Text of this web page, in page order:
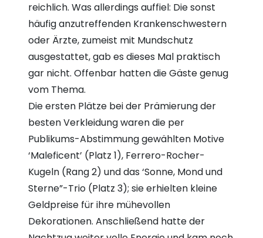
reichlich. Was allerdings auffiel: Die sonst
häufig anzutreffenden Krankenschwestern
oder Ärzte, zumeist mit Mundschutz
ausgestattet, gab es dieses Mal praktisch
gar nicht. Offenbar hatten die Gäste genug
vom Thema.
Die ersten Plätze bei der Prämierung der
besten Verkleidung waren die per
Publikums-Abstimmung gewählten Motive
‘Maleficent’ (Platz 1), Ferrero-Rocher-
Kugeln (Rang 2) und das ‘Sonne, Mond und
Sterne”-Trio (Platz 3); sie erhielten kleine
Geldpreise für ihre mühevollen
Dekorationen. Anschließend hatte der